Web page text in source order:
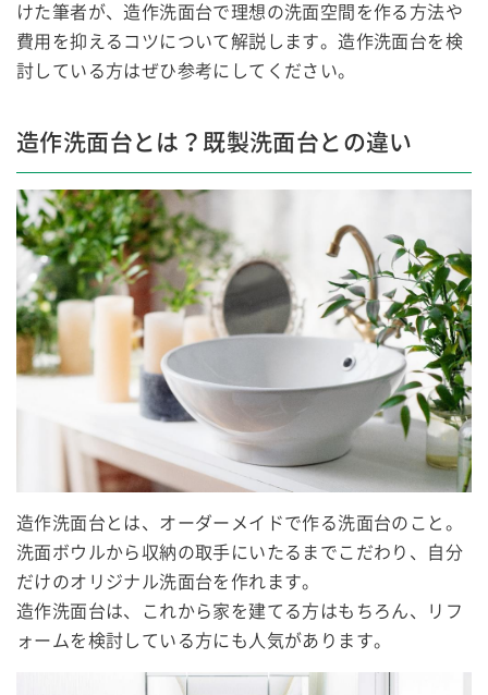
けた筆者が、造作洗面台で理想の洗面空間を作る方法や
費用を抑えるコツについて解説します。造作洗面台を検
討している方はぜひ参考にしてください。
造作洗面台とは？既製洗面台との違い
造作洗面台とは、オーダーメイドで作る洗面台のこと。
洗面ボウルから収納の取手にいたるまでこだわり、自分
だけのオリジナル洗面台を作れます。
造作洗面台は、これから家を建てる方はもちろん、リフ
ォームを検討している方にも人気があります。